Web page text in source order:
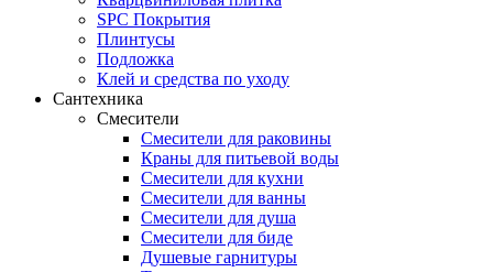
SPC Покрытия
Плинтусы
Подложка
Клей и средства по уходу
Сантехника
Смесители
Смесители для раковины
Краны для питьевой воды
Смесители для кухни
Смесители для ванны
Смесители для душа
Смесители для биде
Душевые гарнитуры